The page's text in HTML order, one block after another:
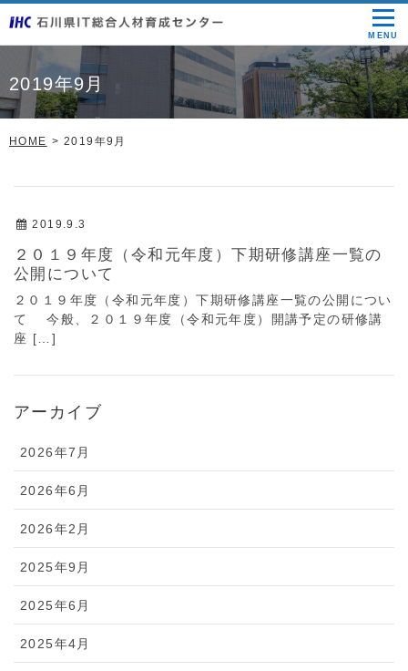
MENU
2019年9月
HOME 2019年9月
2019.9.3
２０１９年度（令和元年度）下期研修講座一覧の
公開について
２０１９年度（令和元年度）下期研修講座一覧の公開につい
て 今般、２０１９年度（令和元年度）開講予定の研修講
座 […]
アーカイブ
2026年7月
2026年6月
2026年2月
2025年9月
2025年6月
2025年4月